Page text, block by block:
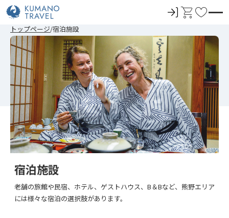
ロ
イ
ン
カ
ト
お
に
入
り
トップページ 宿泊施設
宿泊施設
老舗の旅館や民宿、ホテル、ゲストハウス、B＆Bなど、熊野エリア
には様々な宿泊の選択肢があります。